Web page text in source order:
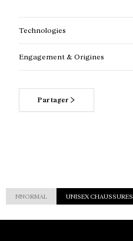
Technologies
Engagement & Origines
Partager
NNORMAL UNISEX CHAUSSURES